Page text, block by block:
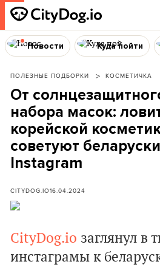
Новости Куда пойти
ПОЛЕЗНЫЕ ПОДБОРКИ КОСМЕТИЧКА
От
набора масок:
корейской
советуют
Instagram
CITYDOG.IO16.04.2024
CityDog.io заглянул в
инстаграмы к